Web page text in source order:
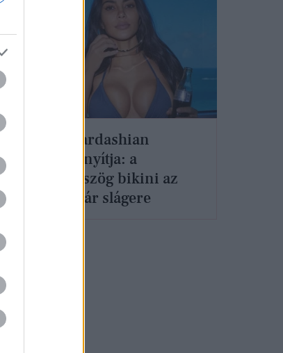
Kim Kardashian
bebizonyítja: a
háromszög bikini az
idei nyár slágere